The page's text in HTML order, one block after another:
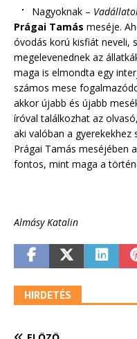
Nagyoknak –
Prágai Tamás meséje.
óvodás korú kisfiát neveli,
megelevenednek az
maga is elmondta egy
számos mese
akkor újabb és újabb
íróval találkozhat az
aki valóban a gyerekekhez
Prágai Tamás meséjében
fontos, mint maga a
Almásy Katalin
HIRDETÉS